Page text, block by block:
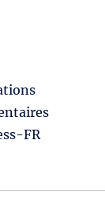
FR